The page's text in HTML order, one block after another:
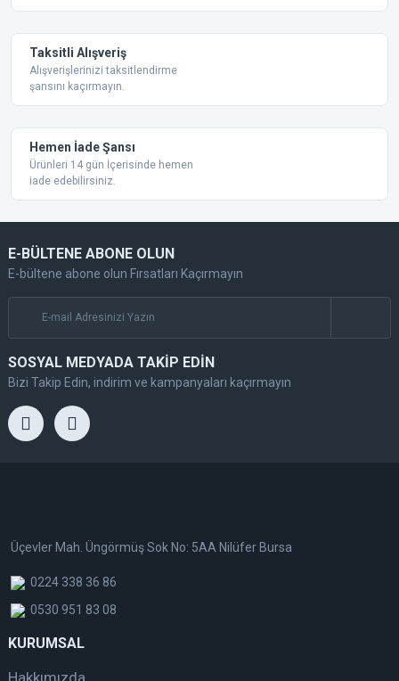
Taksitli Alışveriş
Alışverişlerinizi taksitlendirme
şansını kaçırmayın.
Hemen İade Şansı
Ürünleri 14 gün İçerisinde hemen
iade edebilirsiniz.
E-BÜLTENE ABONE OLUN
E-bültene abone olun Fırsatları Kaçırmayın
SOSYAL MEDYADA TAKİP EDİN
Bizi Takip Edin, indirim ve kampanyaları kaçırmayın
Üçevler Mah. Üngörmüş Sok No: 5AA Nilüfer Bursa
0224 338 36 86
0530 951 83 08
KURUMSAL
Hakkımızda